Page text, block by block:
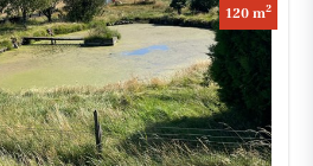
120 m2